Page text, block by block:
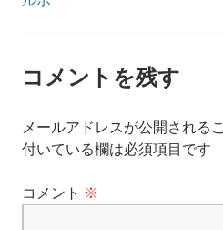
稿
ビ
ゲ
ー
コメントを残す
メールアドレスが公開される
付いている欄は必須項目です
コメント ※